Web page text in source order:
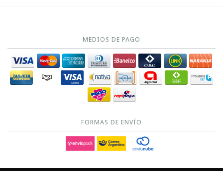
MEDIOS DE PAGO
FORMAS DE ENVÍO